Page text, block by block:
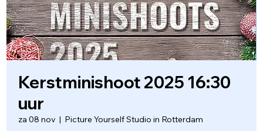
Kerstminishoot 2025 16:30
uur
za 08 nov
  |
Picture Yourself Studio in Rotterdam